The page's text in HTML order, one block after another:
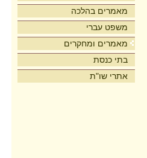
מאמרים בהלכה
משפט עברי
מאמרים ומחקרים
בתי כנסת
אתרי שו"ת